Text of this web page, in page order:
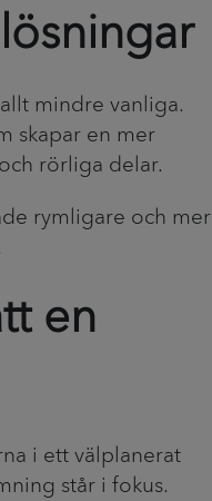
mindre vanliga.
skapar en mer
rörliga delar.
rymligare och mer
en
i ett välplanerat
står i fokus.